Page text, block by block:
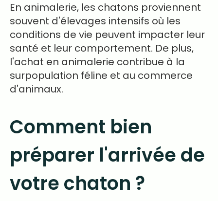
En animalerie, les chatons proviennent
souvent d'élevages intensifs où les
conditions de vie peuvent impacter leur
santé et leur comportement. De plus,
l'achat en animalerie contribue à la
surpopulation féline et au commerce
d'animaux.
Comment bien
préparer l'arrivée de
votre chaton ?